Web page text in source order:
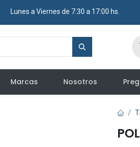
​ Lunes a Viernes de 7:30 a 17:00 hs.
Marcas Nosotros